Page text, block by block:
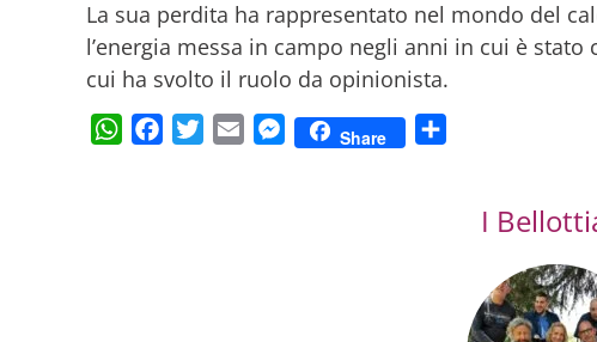
La sua perdita ha rappresentato nel mondo del
l’energia messa in campo negli anni in cui è stato
cui ha svolto il ruolo da opinionista.
WhatsAppFacebookTwitterEmail Messenger
Share
I